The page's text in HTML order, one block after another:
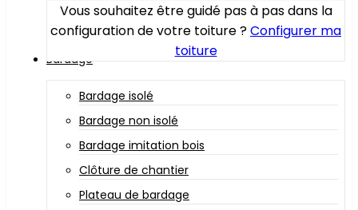
Vous souhaitez être guidé pas à pas dans la
configuration de votre toiture ?Configurer ma
toiture
Bardage
Bardage isolé
Bardage non isolé
Bardage imitation bois
Clôture de chantier
Plateau de bardage